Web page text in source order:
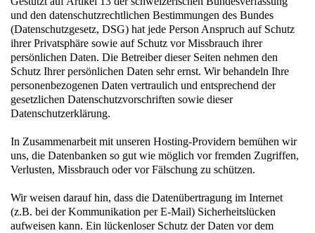
und den datenschutzrechtlichen Bestimmungen des Bundes
(Datenschutzgesetz, DSG) hat jede Person Anspruch auf Schutz
ihrer Privatsphäre sowie auf Schutz vor Missbrauch ihrer
persönlichen Daten. Die Betreiber dieser Seiten nehmen den
Schutz Ihrer persönlichen Daten sehr ernst. Wir behandeln Ihre
personenbezogenen Daten vertraulich und entsprechend der
gesetzlichen Datenschutzvorschriften sowie dieser
Datenschutzerklärung.
In Zusammenarbeit mit unseren Hosting-Providern bemühen wir
uns, die Datenbanken so gut wie möglich vor fremden Zugriffen,
Verlusten, Missbrauch oder vor Fälschung zu schützen.
Wir weisen darauf hin, dass die Datenübertragung im Internet
(z.B. bei der Kommunikation per E-Mail) Sicherheitslücken
aufweisen kann. Ein lückenloser Schutz der Daten vor dem